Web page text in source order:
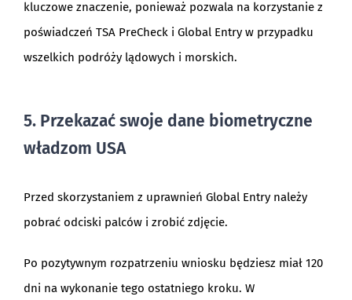
kluczowe znaczenie, ponieważ pozwala na korzystanie z
poświadczeń TSA PreCheck i Global Entry w przypadku
wszelkich podróży lądowych i morskich.
5. Przekazać swoje dane biometryczne
władzom USA
Przed skorzystaniem z uprawnień Global Entry należy
pobrać odciski palców i zrobić zdjęcie.
Po pozytywnym rozpatrzeniu wniosku będziesz miał 120
dni na wykonanie tego ostatniego kroku. W